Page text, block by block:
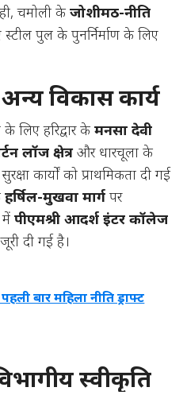
चमोली के जोशीमठ-नीति
पुल के पुनर्निर्माण के लिए
विकास कार्य
लिए हरिद्वार के मनसा देवी
लॉज क्षेत्रऔर धारचूला के
कार्यों को प्राथमिकता दी गई
हर्षिल-मुखवा मार्गपर
में पीएमश्री आदर्श इंटर कॉलेज
दी गई है।
बार महिला नीति ड्राफ्ट
स्वीकृति